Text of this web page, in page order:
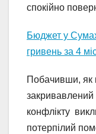
спокійно
Бюджет у
гривень за 4
Побачивши, як
закривавлений
конфлікту
потерпілий